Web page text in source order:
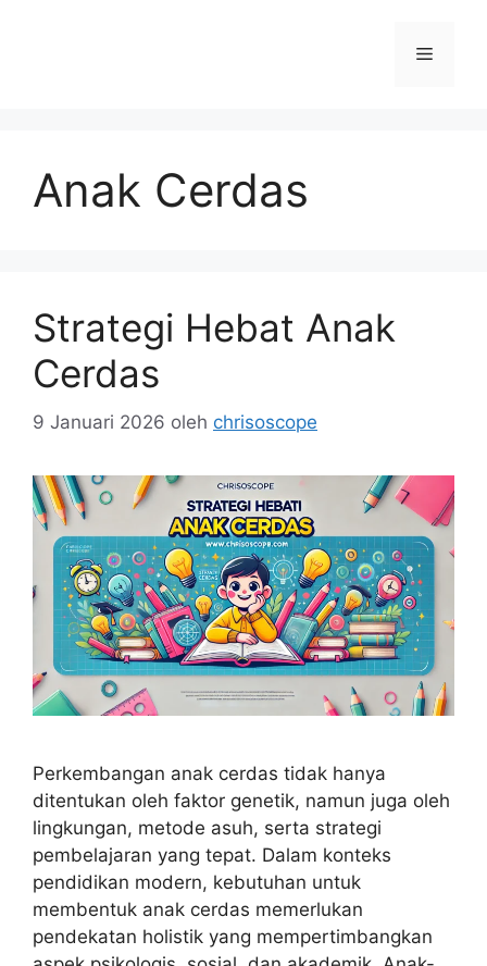
Menu
Anak Cerdas
Strategi Hebat Anak
Cerdas
9 Januari 2026 oleh chrisoscope
Perkembangan anak cerdas tidak hanya
ditentukan oleh faktor genetik, namun juga oleh
lingkungan, metode asuh, serta strategi
pembelajaran yang tepat. Dalam konteks
pendidikan modern, kebutuhan untuk
membentuk anak cerdas memerlukan
pendekatan holistik yang mempertimbangkan